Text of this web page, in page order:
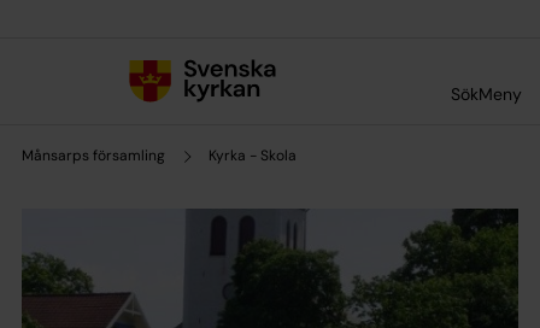
SökMeny
Månsarps församling Kyrka - Skola